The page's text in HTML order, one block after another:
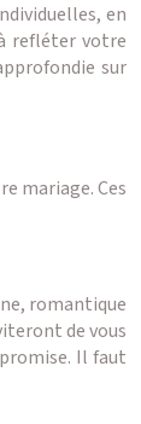
en
refléter votre
sur
mariage. Ces
romantique
de vous
Il faut